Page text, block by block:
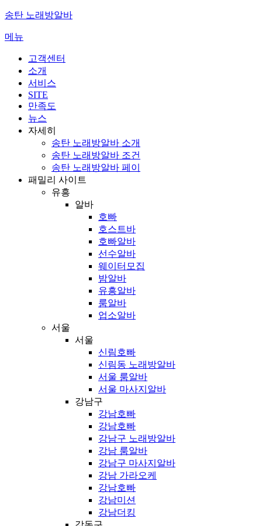
콘
츠
송탄 노래방알바
메뉴
고객센터
소개
서비스
SITE
만족도
뉴스
자세히
송탄 노래방알바 소개
송탄 노래방알바 조건
송탄 노래방알바 페이
패밀리 사이트
유흥
알바
호빠
호스트바
호빠알바
선수알바
웨이터모집
밤알바
유흥알바
룸알바
업소알바
서울
서울
신림호빠
신림동 노래방알바
서울 룸알바
서울 마사지알바
강남구
강남호빠
강남호빠
강남구 노래방알바
강남 룸알바
강남구 마사지알바
강남 가라오케
강남호빠
강남미션
강남더킹